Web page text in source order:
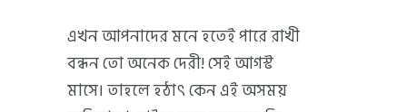
এখন আপনাদের মনে হতেই পারে রাখী
বন্ধন তো অনেক দেরী! সেই আগস্ট
মাসে। তাহলে হঠাৎ কেন এই অসময়